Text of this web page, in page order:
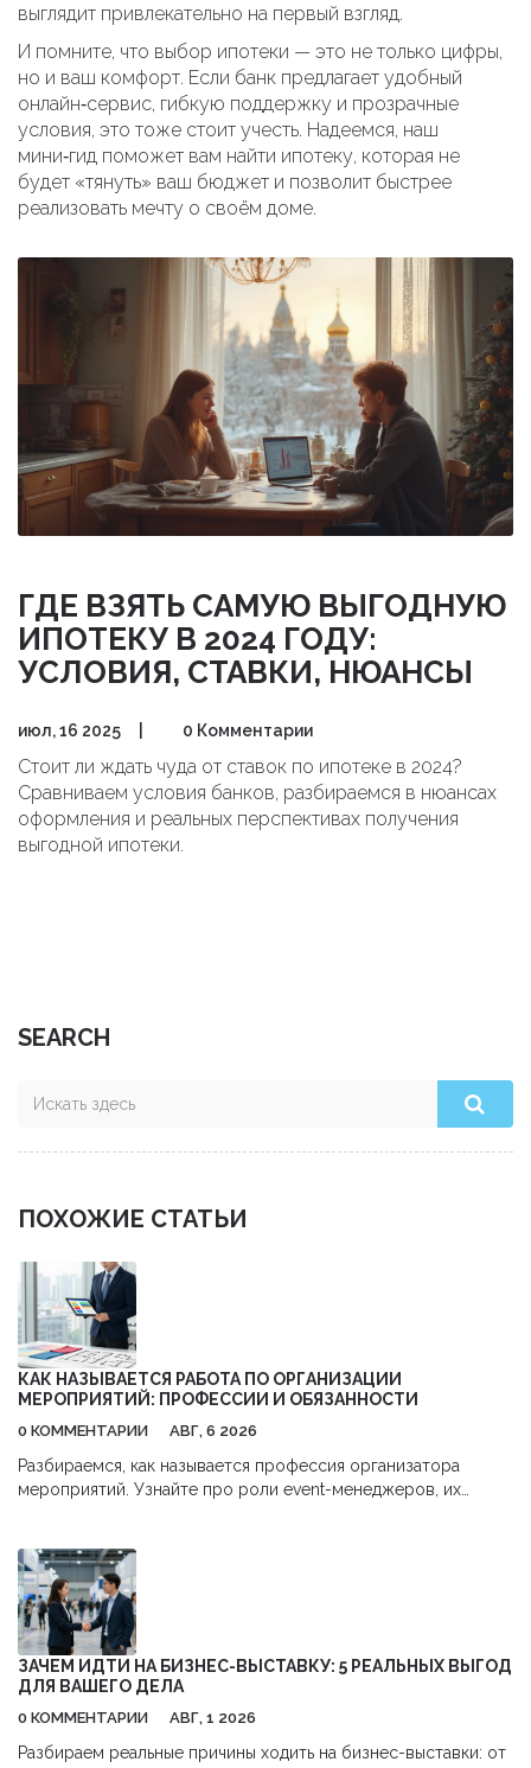
выглядит привлекательно на первый взгляд.
И помните, что выбор ипотеки — это не только цифры,
но и ваш комфорт. Если банк предлагает удобный
онлайн‑сервис, гибкую поддержку и прозрачные
условия, это тоже стоит учесть. Надеемся, наш
мини‑гид поможет вам найти ипотеку, которая не
будет «тянуть» ваш бюджет и позволит быстрее
реализовать мечту о своём доме.
ГДЕ ВЗЯТЬ САМУЮ ВЫГОДНУЮ
ИПОТЕКУ В 2024 ГОДУ:
УСЛОВИЯ, СТАВКИ, НЮАНСЫ
июл, 16 2025 0 Комментарии
Стоит ли ждать чуда от ставок по ипотеке в 2024?
Сравниваем условия банков, разбираемся в нюансах
оформления и реальных перспективах получения
выгодной ипотеки.
SEARCH
ПОХОЖИЕ СТАТЬИ
КАК НАЗЫВАЕТСЯ РАБОТА ПО ОРГАНИЗАЦИИ
МЕРОПРИЯТИЙ: ПРОФЕССИИ И ОБЯЗАННОСТИ
0 КОММЕНТАРИИ АВГ, 6 2026
Разбираемся, как называется профессия организатора
мероприятий. Узнайте про роли event-менеджеров, их
ЗАЧЕМ ИДТИ НА БИЗНЕС-ВЫСТАВКУ: 5 РЕАЛЬНЫХ ВЫГОД
ДЛЯ ВАШЕГО ДЕЛА
0 КОММЕНТАРИИ АВГ, 1 2026
Разбираем реальные причины ходить на бизнес-выставки: от